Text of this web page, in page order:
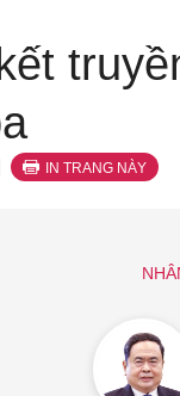
IN TRANG NÀY